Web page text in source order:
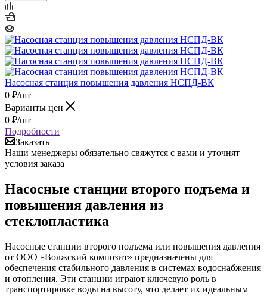
Насосная станция повышения давления НСПД-ВК
0 ₽/шт
Варианты цен
0 ₽/шт
Подробности
Заказать
Наши менеджеры обязательно свяжутся с вами и уточнят
условия заказа
Насосные станции второго подъема и
повышения давления из
стеклопластика
Насосные станции второго подъема или повышения давления
от ООО «Волжский композит» предназначены для
обеспечения стабильного давления в системах водоснабжения
и отопления. Эти станции играют ключевую роль в
транспортировке воды на высоту, что делает их идеальным